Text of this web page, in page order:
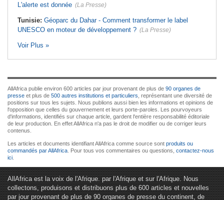
L'alerte est donnée (La Presse)
Tunisie: Géoparc du Dahar - Comment transformer le label
UNESCO en moteur de développement ? (La Presse)
Voir Plus »
AllAfrica publie environ 600 articles par jour provenant de plus de 90 organes de
presse et plus de 500 autres institutions et particuliers , représentant une diversité de
positions sur tous les sujets. Nous publions aussi bien les informations et opinions de
l'opposition que celles du gouvernement et leurs porte-paroles. Les pourvoyeurs
d'informations, identifiés sur chaque article, gardent l'entière responsabilité éditoriale
de leur production. En effet AllAfrica n'a pas le droit de modifier ou de corriger leurs
contenus.
Les articles et documents identifiant AllAfrica comme source sont produits ou
commandés par AllAfrica . Pour tous vos commentaires ou questions, contactez-nous
ici
AllAfrica est la voix de l'Afrique. par l'Afrique et sur l'Afrique. Nous
collectons, produisons et distribuons plus de 600 articles et nouvelles
par jour provenant de plus de 90 organes de presse du continent, de